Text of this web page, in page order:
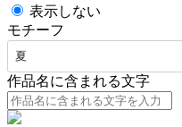
表示しない
モチーフ
夏
作品名に含まれる文字